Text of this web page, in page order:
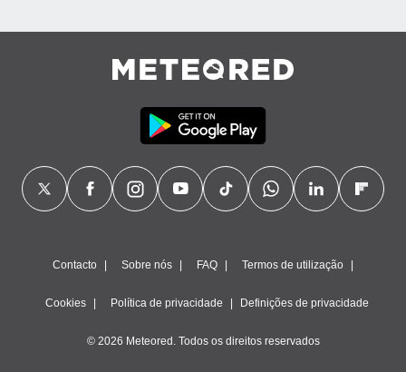
1199
Contacto Sobre nós FAQ Termos de utilização
Cookies Política de privacidade Definições de privacidade
© 2026 Meteored. Todos os direitos reservados